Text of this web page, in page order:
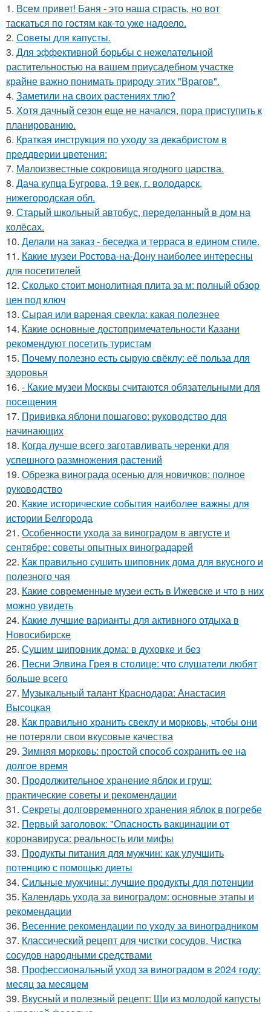
1. Всем привет! Баня - это наша страсть, но вот
таскаться по гостям как-то уже надоело.
2. Советы для капусты.
3. Для эффективной борьбы с нежелательной
растительностью на вашем приусадебном участке
крайне важно понимать природу этих "Врагов".
4. Заметили на своих растениях тлю?
5. Хотя дачный сезон еще не начался, пора приступить к
планированию.
6. Краткая инструкция по уходу за декабристом в
преддверии цветения:
7. Малоизвестные сокровища ягодного царства.
8. Дача купца Бугрова, 19 век, г. володарск,
нижегородская обл.
9. Старый школьный автобус, переделанный в дом на
колёсах.
10. Делали на заказ - беседка и терраса в едином стиле.
11. Какие музеи Ростова-на-Дону наиболее интересны
для посетителей
12. Сколько стоит монолитная плита за м: полный обзор
цен под ключ
13. Сырая или вареная свекла: какая полезнее
14. Какие основные достопримечательности Казани
рекомендуют посетить туристам
15. Почему полезно есть сырую свёклу: её польза для
здоровья
16. - Какие музеи Москвы считаются обязательными для
посещения
17. Прививка яблони пошагово: руководство для
начинающих
18. Когда лучше всего заготавливать черенки для
успешного размножения растений
19. Обрезка винограда осенью для новичков: полное
руководство
20. Какие исторические события наиболее важны для
истории Белгорода
21. Особенности ухода за виноградом в августе и
сентябре: советы опытных виноградарей
22. Как правильно сушить шиповник дома для вкусного и
полезного чая
23. Какие современные музеи есть в Ижевске и что в них
можно увидеть
24. Какие лучшие варианты для активного отдыха в
Новосибирске
25. Сушим шиповник дома: в духовке и без
26. Песни Элвина Грея в столице: что слушатели любят
больше всего
27. Музыкальный талант Краснодара: Анастасия
Высоцкая
28. Как правильно хранить свеклу и морковь, чтобы они
не потеряли свои вкусовые качества
29. Зимняя морковь: простой способ сохранить ее на
долгое время
30. Продолжительное хранение яблок и груш:
практические советы и рекомендации
31. Секреты долговременного хранения яблок в погребе
32. Первый заголовок: "Опасность вакцинации от
коронавируса: реальность или мифы
33. Продукты питания для мужчин: как улучшить
потенцию с помощью диеты
34. Сильные мужчины: лучшие продукты для потенции
35. Календарь ухода за виноградом: основные этапы и
рекомендации
36. Весенние рекомендации по уходу за виноградником
37. Классический рецепт для чистки сосудов. Чистка
сосудов народными средствами
38. Профессиональный уход за виноградом в 2024 году:
месяц за месяцем
39. Вкусный и полезный рецепт: Щи из молодой капусты